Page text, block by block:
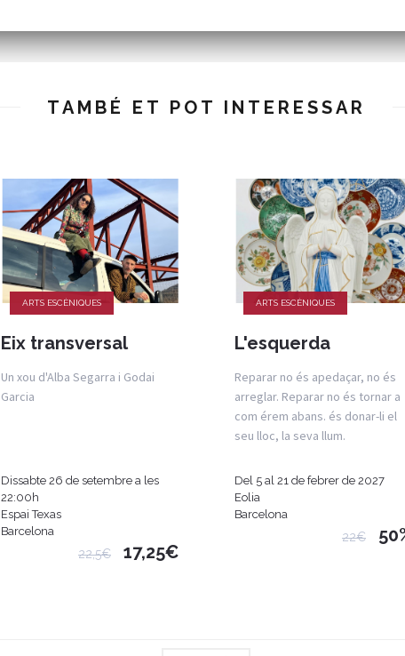
TAMBÉ ET POT INTERESSAR
ARTS ESCÈNIQUES
Eix transversal
Un xou d'Alba Segarra i Godai
Garcia
Dissabte 26 de setembre a les
22:00h
Espai Texas
Barcelona
22,5€ 17,25€
ARTS ESCÈNIQUES
L'esquerda
Reparar no és apedaçar, no és
arreglar. Reparar no és tornar a
com érem abans. és donar-li el
seu lloc, la seva llum.
Del 5 al 21 de febrer de 2027
Eolia
Barcelona
22€